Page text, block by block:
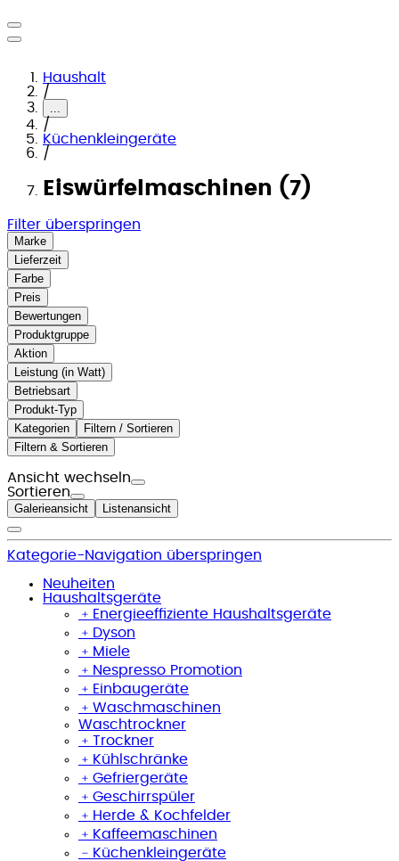
Haushalt
/
...
/
Küchenkleingeräte
/
Eiswürfelmaschinen (7)
Filter überspringen
Marke
Lieferzeit
Farbe
Preis
Bewertungen
Produktgruppe
Aktion
Leistung (in Watt)
Betriebsart
Produkt-Typ
Kategorien
Filtern / Sortieren
Filtern & Sortieren
Ansicht wechseln
Sortieren
Galerieansicht Listenansicht
Kategorie-Navigation überspringen
Neuheiten
Haushaltsgeräte
﹢ Energieeffiziente Haushaltsgeräte
﹢ Dyson
﹢ Miele
﹢ Nespresso Promotion
﹢ Einbaugeräte
﹢ Waschmaschinen
Waschtrockner
﹢ Trockner
﹢ Kühlschränke
﹢ Gefriergeräte
﹢ Geschirrspüler
﹢ Herde & Kochfelder
﹢ Kaffeemaschinen
﹣ Küchenkleingeräte